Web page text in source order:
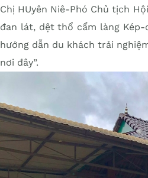
Chị HUyên Niê-Phó Chủ tịch
đan lát, dệt thổ cẩm làng Kép-
hướng dẫn du khách trải
nơi đây”.